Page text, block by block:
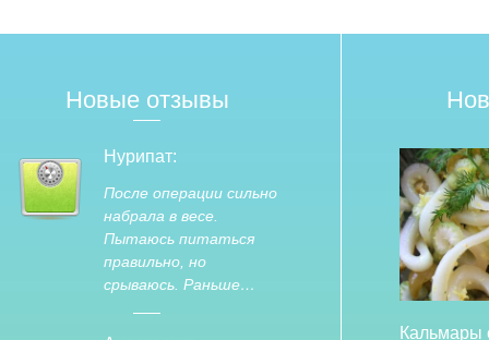
Новые отзывы
Нурипат:
После операции сильно
набрала в весе.
Пытаюсь питаться
правильно, но
срываюсь. Раньше…
Кальмары